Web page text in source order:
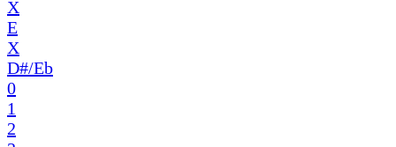
X
E
X
D#/Eb
0
1
2